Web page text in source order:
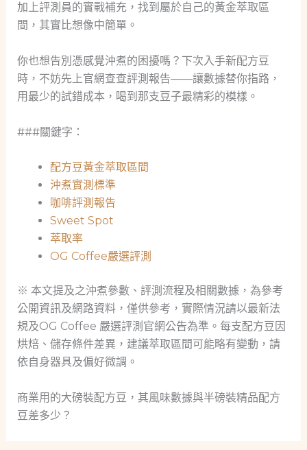
加上評測員的實戰補充，找到屬於自己的黃金萃取區
間，其實比想像中簡單。
你也想告別憑感覺沖煮的困擾嗎？下次入手新配方豆
時，不妨先上官網查查評測報告——讓數據替你指路，
用最少的試錯成本，喝到那支豆子最精彩的模樣。
###關鍵字：
配方豆黃金萃取區間
沖煮實測標準
咖啡評測報告
Sweet Spot
萃取率
OG Coffee嚴選評測
※ 本文提及之沖煮參數、評測流程及相關數據，為參考
公開資訊及網路資料，僅供參考，實際情況請以最新法
規及OG Coffee 嚴選評測官網公告為準。每支配方豆因
烘焙、儲存條件差異，建議萃取區間可能略有變動，請
依自身器具及偏好微調。
商業用的大磅裝配方豆，其風味數據與半磅裝精品配方
豆差多少？